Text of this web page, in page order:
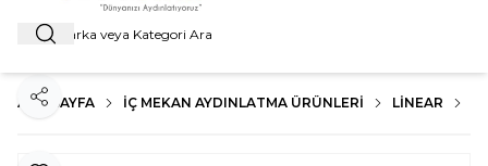
Ara
ANA SAYFA İÇ MEKAN AYDINLATMA ÜRÜNLERI LİNEAR
Paylaş